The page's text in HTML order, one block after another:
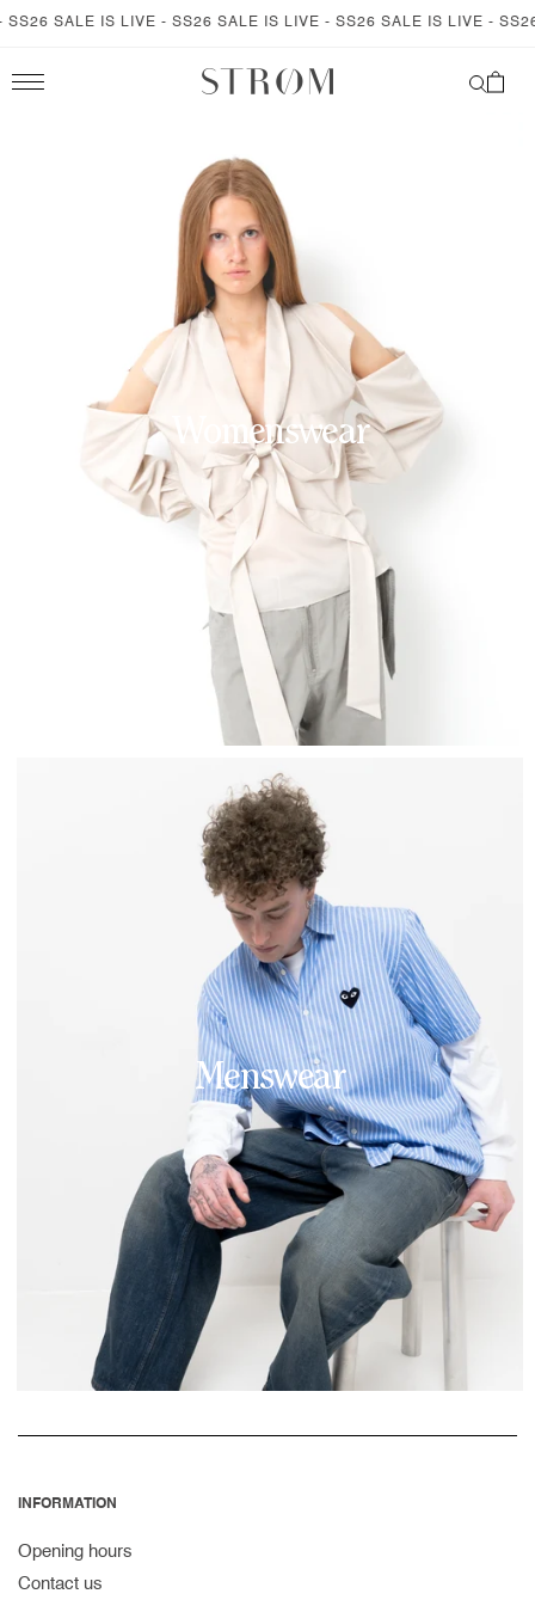
SKIP TO
SALE IS LIVE - SS26 SALE IS LIVE - SS26 SALE IS LIVE -
Cart
Womenswear
Menswear
INFORMATION
Opening hours
Contact us